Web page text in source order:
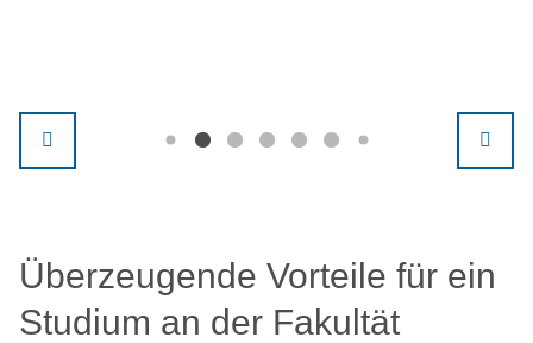
Überzeugende Vorteile für ein
Studium an der Fakultät